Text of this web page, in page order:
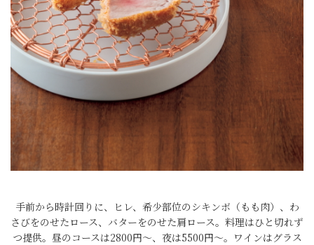
手前から時計回りに、ヒレ、希少部位のシキンボ（もも肉）、わ
さびをのせたロース、バターをのせた肩ロース。料理はひと切れず
つ提供。昼のコースは2800円～、夜は5500円～。ワインはグラス